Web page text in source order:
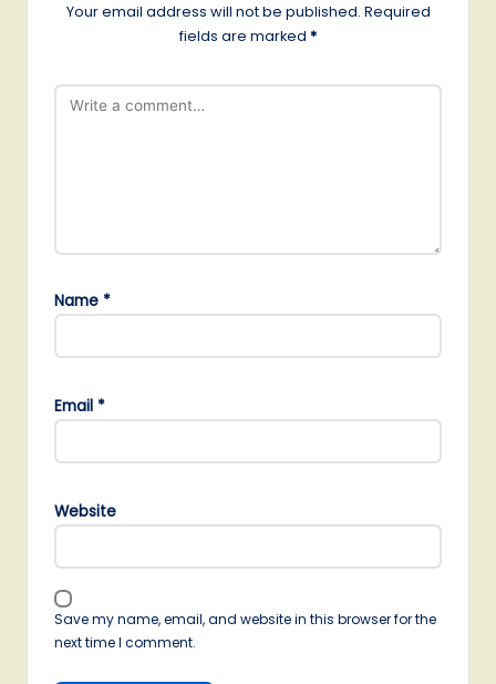
Your email address will not be published. Required
fields are marked *
Name *
Email *
Website
Save my name, email, and website in this browser for the
next time I comment.